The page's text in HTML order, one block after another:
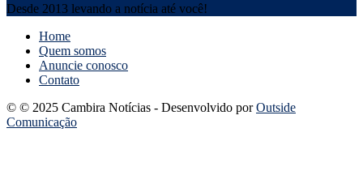
Desde 2013 levando a notícia até você!
Home
Quem somos
Anuncie conosco
Contato
© © 2025 Cambira Notícias - Desenvolvido porOutside
Comunicação